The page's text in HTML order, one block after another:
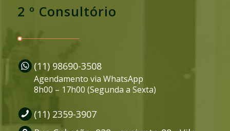
2 º Consultório
(11) 98690-3508
Agendamento via WhatsApp
8h00 – 17h00 (Segunda a Sexta)
(11) 2359-3907